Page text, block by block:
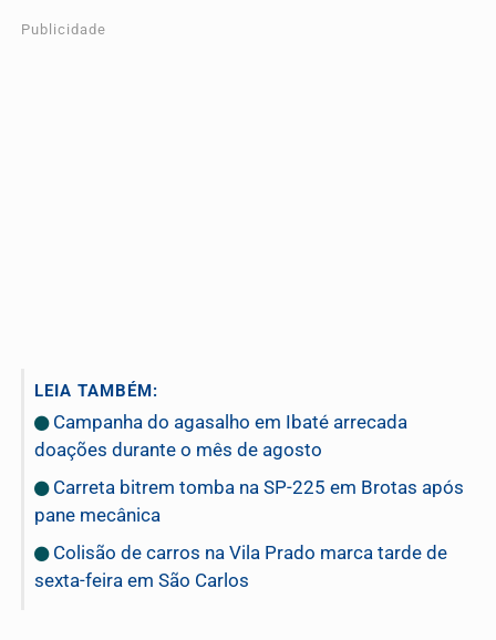
Publicidade
LEIA TAMBÉM:
Campanha do agasalho em Ibaté arrecada
doações durante o mês de agosto
Carreta bitrem tomba na SP-225 em Brotas após
pane mecânica
Colisão de carros na Vila Prado marca tarde de
sexta-feira em São Carlos